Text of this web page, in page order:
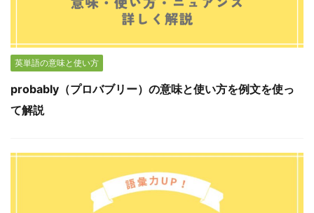
英単語の意味と使い方
probably（プロバブリー）の意味と使い方を例文を使っ
て解説